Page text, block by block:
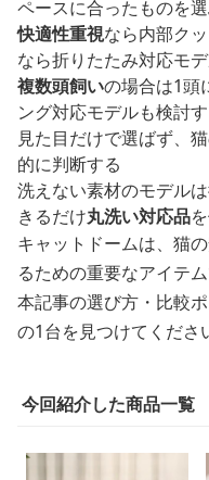
ペースに合ったものを
快適性重視なら内部クッ
なら折りたたみ対応モ
複数頭飼いの場合は1頭
ング対応モデルも検討
見た目だけで選ばず、
的に判断する
洗えない素材のモデル
きるだけ丸洗い対応品
キャットドームは、猫
るための重要なアイテム
本記事の選び方・比較
の1台を見つけてくださ
今回紹介した商品一覧